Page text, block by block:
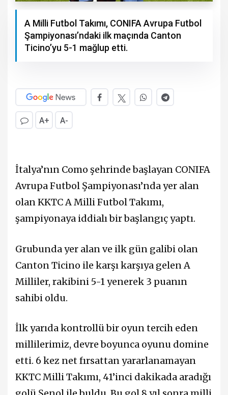
A Milli Futbol Takımı, CONIFA Avrupa Futbol
Şampiyonası’ndaki ilk maçında Canton
Ticino’yu 5-1 mağlup etti.
A+ A-
İtalya’nın Como şehrinde başlayan CONIFA
Avrupa Futbol Şampiyonası’nda yer alan
olan KKTC A Milli Futbol Takımı,
şampiyonaya iddialı bir başlangıç yaptı.
Grubunda yer alan ve ilk gün galibi olan
Canton Ticino ile karşı karşıya gelen A
Milliler, rakibini 5-1 yenerek 3 puanın
sahibi oldu.
İlk yarıda kontrollü bir oyun tercih eden
millilerimiz, devre boyunca oyunu domine
etti. 6 kez net fırsattan yararlanamayan
KKTC Milli Takımı, 41’inci dakikada aradığı